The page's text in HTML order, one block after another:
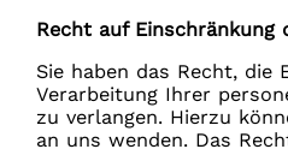
Recht auf Einschränkung
Sie haben das Recht, die
Verarbeitung Ihrer
zu verlangen. Hierzu
an uns wenden. Das